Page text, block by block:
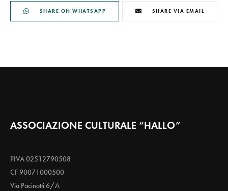
SHARE ON WHATSAPP SHARE VIA EMAIL
ASSOCIAZIONE CULTURALE “HALLO”
PIVA 02512790508
CF 90071000500
Via Pacinotti 6/A